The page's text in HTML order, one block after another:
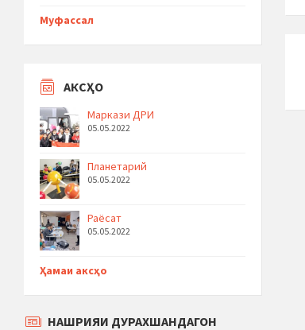
Муфассал
АКСҲО
Маркази ДРИ
05.05.2022
Планетарий
05.05.2022
Раёсат
05.05.2022
Ҳамаи аксҳо
НАШРИЯИ ДУРАХШАНДАГОН